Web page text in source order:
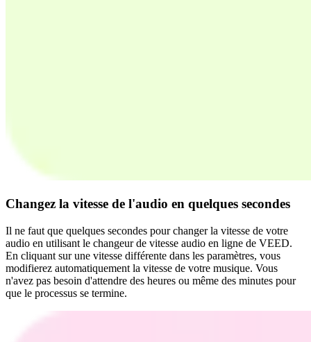
Changez la vitesse de l'audio en quelques secondes
Il ne faut que quelques secondes pour changer la vitesse de votre
audio en utilisant le changeur de vitesse audio en ligne de VEED.
En cliquant sur une vitesse différente dans les paramètres, vous
modifierez automatiquement la vitesse de votre musique. Vous
n'avez pas besoin d'attendre des heures ou même des minutes pour
que le processus se termine.